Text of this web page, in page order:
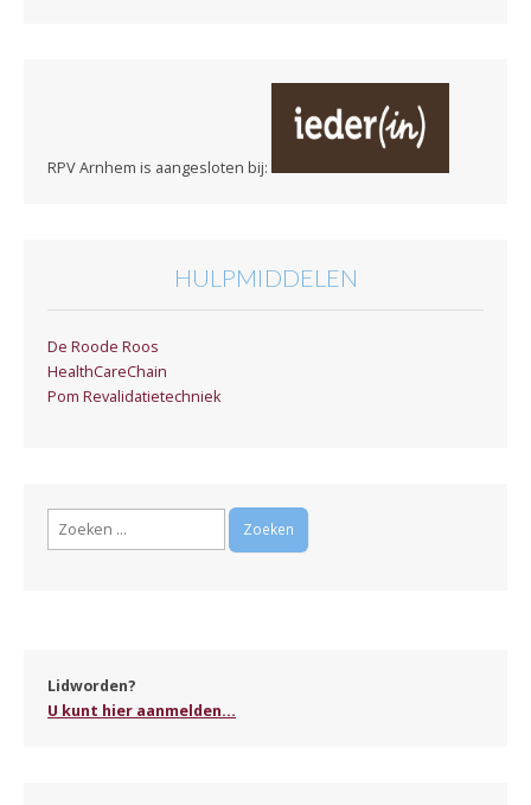
RPV Arnhem is aangesloten bij:
HULPMIDDELEN
De Roode Roos
HealthCareChain
Pom Revalidatietechniek
Zoeken
Lidworden?
U kunt hier aanmelden...